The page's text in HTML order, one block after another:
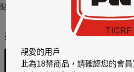
貼身剪裁II：如癮
貼心情婦～魅惑之
六
推薦你買好東西
親愛的用戶
此為18禁商品，請確認您的會